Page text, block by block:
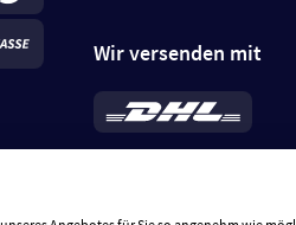
Wir versenden mit
*Standard 6,95 €; bei
je Bestellung, insgesamt